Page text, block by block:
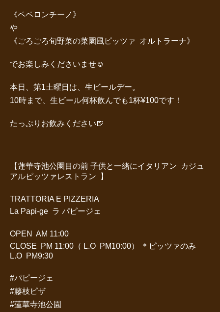
《ペペロンチーノ》
や
《ごろごろ旬野菜の菜園風ピッツァ オルトラーナ》
でお楽しみくださいませ☺️
本日、第1土曜日は、生ビールデー。
10時まで、生ビール何杯飲んでも1杯¥100です！
たっぷりお飲みください🍺
【蓮華寺池公園目の前 子供と一緒にイタリアン カジュ
アルピッツァレストラン 】
TRATTORIA E PIZZERIA
La Papi-ge ラ パピージェ
OPEN AM 11:00
CLOSE PM 11:00（ L.O PM10:00） ＊ピッツァのみ
L.O PM9:30
#パピージェ
#藤枝ピザ
#蓮華寺池公園